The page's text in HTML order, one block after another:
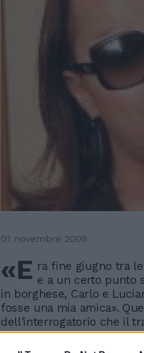
01 novembre 2009
«E ra fine giugno tra le
e a un certo punto
in borghese, Carlo e
fosse una mia amica».
dell'interrogatorio che il
reso agli inquirenti che
governatore della